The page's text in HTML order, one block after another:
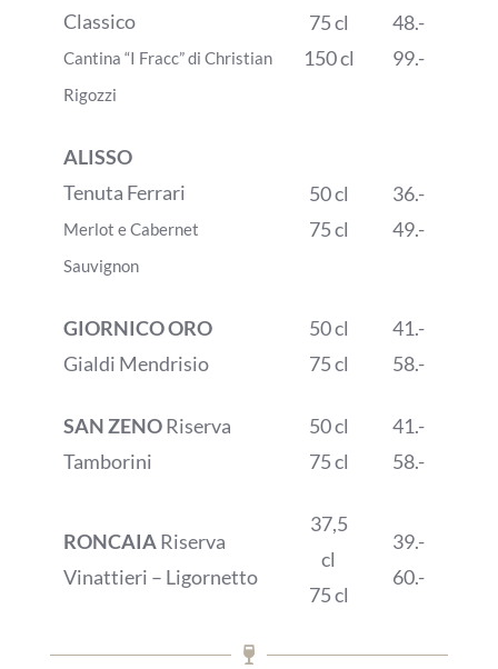
Classico
Cantina “I Fracc” di Christian
Rigozzi
75 cl
150 cl
48.-
99.-
ALISSO
Tenuta Ferrari
Merlot e Cabernet
Sauvignon
50 cl
75 cl
36.-
49.-
GIORNICO ORO
Gialdi Mendrisio
50 cl
75 cl
41.-
58.-
SAN ZENORiserva
Tamborini
50 cl
75 cl
41.-
58.-
RONCAIA Riserva
Vinattieri – Ligornetto
37,5
cl
75 cl
39.-
60.-